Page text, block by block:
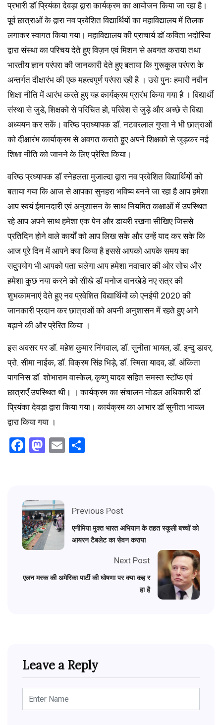
प्रभारी डॉ प्रियंका देवड़ा द्वारा कार्यक्रम का आयोजन किया जा रहा है।
पूर्व छात्राओं के द्वारा नव प्रवेशित विद्यार्थियों का महाविद्यालय में तिलक
लगाकर स्वागत किया गया। महाविद्यालय की प्राचार्य डॉ कविता भदोरिया
द्वारा संस्था का परिचय देते हुए विज़न एवं मिशन से अवगत कराया तथा
भारतीय ज्ञान परंपरा की जानकारी देते हुए बताया कि गुरूकुल परंपरा के
अन्तर्गत दीक्षारंभ की एक महत्वपूर्ण परंपरा रही है । उसे पुनः हमारी नवीन
शिक्षा नीति में आरंभ करते हुए यह कार्यक्रम प्रारंभ किया गया है । विद्यार्थी
संस्था से जुडे, शिक्षको से परिचित हो, परिवेश से जुड़े और अच्छे से विद्या
अध्ययन कर सकें। वरिष्ठ प्राध्यापक डॉ. नटवरलाल गुप्ता ने भी छात्राओं
को दीक्षारंभ कार्याक्रम से अवगत कराते हुए अपने शिक्षको से जुड़कर नई
शिक्षा नीति को जानने के लिए प्रेरित किया।
वरिष्ठ प्रध्यापक डॉ स्नेहलता मुजाल्दा द्वारा नव प्रवेशित विद्यार्थियों को
बताया गया कि आज से आपका सुनहरा भविष्य बनने जा रहा है आप हमेशा
आप स्वयं ईमानदारी एवं अनुशासन के साथ नियमित कक्षाओं में उपस्थित
रहे आप अपने साथ हमेशा एक पेन और डायरी रखना सीखिए जिससे
प्रतिदिन होने वाले कार्यों को आप लिख सके और उन्हें याद कर सके कि
आज पूरे दिन में आपने क्या किया है इससे आपको आपके समय का
सदुपयोग भी आपको पता चलेगा आप हमेशा नवाचार की ओर सोच और
हमेशा कुछ नया करने को सीखे डॉ मनोज वानखेडे नए सत्र की
शुभकामनाएं देते हुए नव प्रवेशित विद्यार्थियों को एनईपी 2020 की
जानकारी प्रदान कर छात्राओं को अपनी अनुशासन में रहते हुए आगे
बढ़ाने की और प्रेरित किया ।
इस अवसर पर डॉ. महेश कुमार निंगवाल, डॉ. सुनीता भायल, डॉ. इन्दु डावर,
प्रो. सीमा नाईक, डॉ. विक्रम सिंह भिड़े, डॉ. स्मिता यादव, डॉ. अंकिता
पागनिस डॉ. शोभाराम वास्केल, कृष्णु यादव सहित समस्त स्टॉफ एवं
छात्राएँ उपस्थित थी। । कार्यक्रम का संचालन नोडल अधिकारी डॉ.
प्रियंका देवड़ा द्वारा किया गया। कार्यक्रम का आभार डॉ सुनीता भायल
द्वारा किया गया ।
Facebook
Mastodon
Email
Previous Post
एनीमिया मुक्त भारत अभियान के तहत स्कूली बच्चों को
आयरन टैबलेट का सेवन कराया
Next Post
एलन मस्क की अमेरिका पार्टी की घोषणा पर क्या कह र
हा है
Leave a Reply